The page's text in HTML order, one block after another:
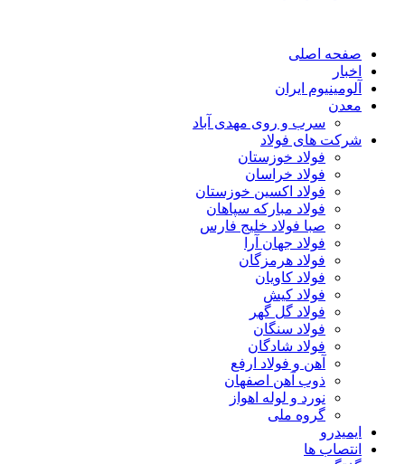
صفحه اصلی
اخبار
آلومینیوم ایران
معدن
سرب و روی مهدی آباد
شرکت های فولاد
فولاد خوزستان
فولاد خراسان
فولاد اکسین خوزستان
فولاد مبارکه سپاهان
صبا فولاد خلیج فارس
فولاد جهان آرا
فولاد هرمزگان
فولاد کاویان
فولاد کیش
فولاد گل گهر
فولاد سنگان
فولاد شادگان
آهن و فولاد ارفع
ذوب آهن اصفهان
نورد و لوله اهواز
گروه ملی
ایمیدرو
انتصاب ها